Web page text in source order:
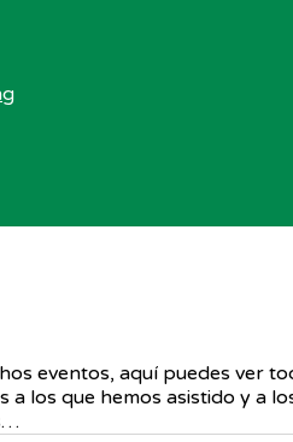
eventos, aquí puedes ver
los que hemos asistido y a